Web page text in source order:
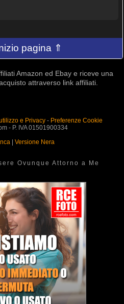
pagina ⇑
Amazon ed Ebay e riceve una
attraverso link affiliati.
e Privacy- Preferenze Cookie
- P. IVA 01501900334
Versione Nera
Ovunque Attorno a Me